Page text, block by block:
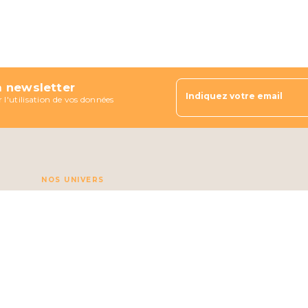
newsletter
de vos données
Indiquez votre email
NOS UNIVERS